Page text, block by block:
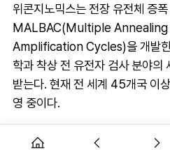
위콘지노믹스는 전장 유전체 증
MALBAC(Multiple
Amplification Cycles)을 개발한
학과 착상 전 유전자 검사 분야의
받는다. 현재 전 세계 45개국 이
영 중이다.
DXVX가 도입한 기술은 미량의
증폭시키는 차세대 유전체 증폭